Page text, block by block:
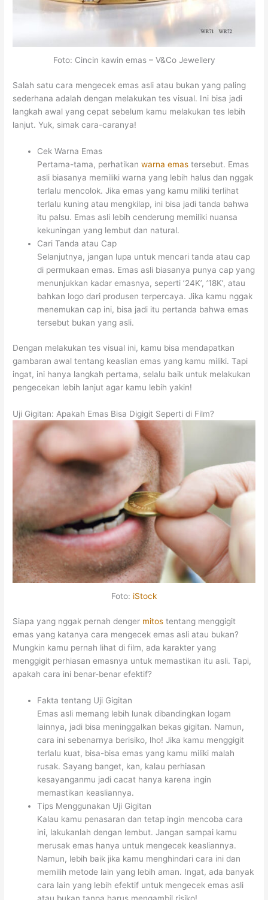
Foto: Cincin kawin emas – V&Co Jewellery
Salah satu cara mengecek emas asli atau bukan yang paling
sederhana adalah dengan melakukan tes visual. Ini bisa jadi
langkah awal yang cepat sebelum kamu melakukan tes lebih
lanjut. Yuk, simak cara-caranya!
Cek Warna Emas
Pertama-tama, perhatikanwarna emas tersebut. Emas
asli biasanya memiliki warna yang lebih halus dan nggak
terlalu mencolok. Jika emas yang kamu miliki terlihat
terlalu kuning atau mengkilap, ini bisa jadi tanda bahwa
itu palsu. Emas asli lebih cenderung memiliki nuansa
kekuningan yang lembut dan natural.
Cari Tanda atau Cap
Selanjutnya, jangan lupa untuk mencari tanda atau cap
di permukaan emas. Emas asli biasanya punya cap yang
menunjukkan kadar emasnya, seperti ’24K’, ’18K’, atau
bahkan logo dari produsen terpercaya. Jika kamu nggak
menemukan cap ini, bisa jadi itu pertanda bahwa emas
tersebut bukan yang asli.
Dengan melakukan tes visual ini, kamu bisa mendapatkan
gambaran awal tentang keaslian emas yang kamu miliki. Tapi
ingat, ini hanya langkah pertama, selalu baik untuk melakukan
pengecekan lebih lanjut agar kamu lebih yakin!
Uji Gigitan: Apakah Emas Bisa Digigit Seperti di Film?
Foto: iStock
Siapa yang nggak pernah denger mitos tentang menggigit
emas yang katanya cara mengecek emas asli atau bukan?
Mungkin kamu pernah lihat di film, ada karakter yang
menggigit perhiasan emasnya untuk memastikan itu asli. Tapi,
apakah cara ini benar-benar efektif?
Fakta tentang Uji Gigitan
Emas asli memang lebih lunak dibandingkan logam
lainnya, jadi bisa meninggalkan bekas gigitan. Namun,
cara ini sebenarnya berisiko, lho! Jika kamu menggigit
terlalu kuat, bisa-bisa emas yang kamu miliki malah
rusak. Sayang banget, kan, kalau perhiasan
kesayanganmu jadi cacat hanya karena ingin
memastikan keasliannya.
Tips Menggunakan Uji Gigitan
Kalau kamu penasaran dan tetap ingin mencoba cara
ini, lakukanlah dengan lembut. Jangan sampai kamu
merusak emas hanya untuk mengecek keasliannya.
Namun, lebih baik jika kamu menghindari cara ini dan
memilih metode lain yang lebih aman. Ingat, ada banyak
cara lain yang lebih efektif untuk mengecek emas asli